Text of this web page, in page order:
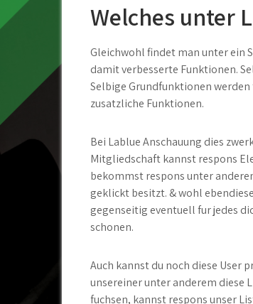
Welches unter
Gleichwohl findet man unter ein
damit verbesserte Funktionen.
Selbige Grundfunktionen
zusatzliche Funktionen.
Bei Lablue Anschauung dies
Mitgliedschaft kannst respons
bekommst respons unter
geklickt besitzt. & wohl
gegenseitig eventuell fur jedes
schonen.
Auch kannst du noch diese User
unsereiner unter anderem diese
fuchsen, kannst respons unser